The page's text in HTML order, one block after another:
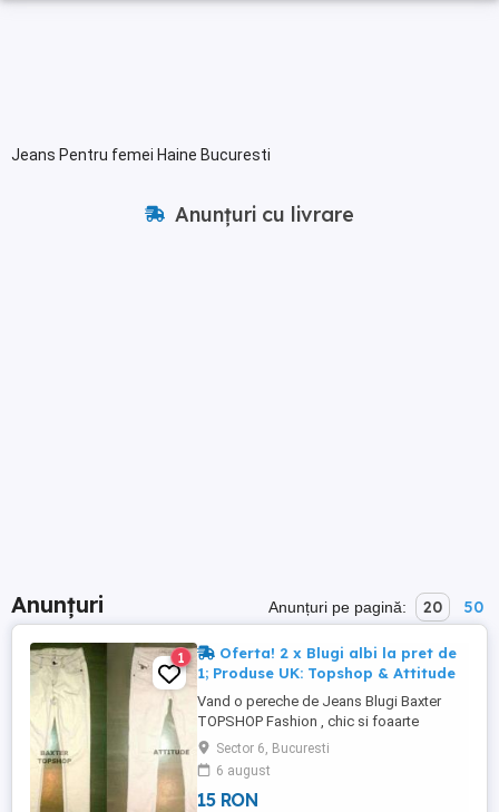
Jeans Pentru femei Haine Bucuresti
Anunțuri cu livrare
Anunțuri Anunțuri pe pagină: 20 50
1
Oferta! 2 x Blugi albi la pret de
1; Produse UK: Topshop & Attitude
Vand o pereche de Jeans Blugi Baxter
TOPSHOP Fashion , chic si foaarte
comozi , de astfel vin foarte bine pe corp.
Blugii sunt adusi din Londra, sunt moderni
si merg purtati cu tricouri , camasi , bluze ,
tunici , etc .., Blugii sunt foarte calitativi si
Sector 6, Bucuresti
6 august
15 RON